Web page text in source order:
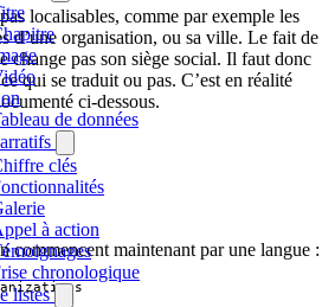
de données
clés
à action
chronologique
listes
localisables, comme par exemple les
d’une organisation, ou sa ville. Le fait de
change pas son siège social. Il faut donc
qui se traduit ou pas. C’est en réalité
ci-dessous.
commencent maintenant par une langue :